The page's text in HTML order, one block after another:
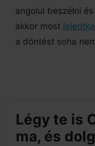
angolul beszélni
akkor most
a döntést soha
Légy te is
ma, és